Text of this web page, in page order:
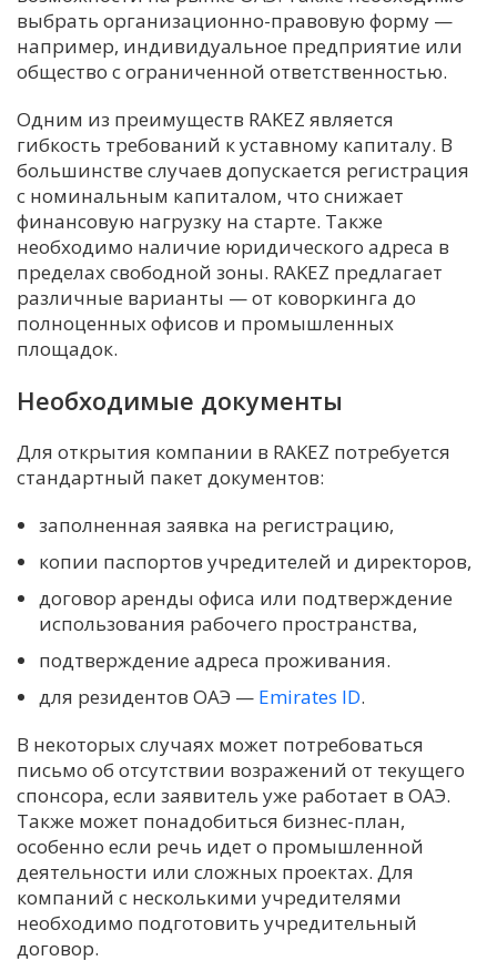
выбрать организационно-правовую форму —
например, индивидуальное предприятие или
общество с ограниченной ответственностью.
Одним из преимуществ RAKEZ является
гибкость требований к уставному капиталу. В
большинстве случаев допускается регистрация
с номинальным капиталом, что снижает
финансовую нагрузку на старте. Также
необходимо наличие юридического адреса в
пределах свободной зоны. RAKEZ предлагает
различные варианты — от коворкинга до
полноценных офисов и промышленных
площадок.
Необходимые документы
Для открытия компании в RAKEZ потребуется
стандартный пакет документов:
заполненная заявка на регистрацию,
копии паспортов учредителей и директоров,
договор аренды офиса или подтверждение
использования рабочего пространства,
подтверждение адреса проживания.
для резидентов ОАЭ — Emirates ID.
В некоторых случаях может потребоваться
письмо об отсутствии возражений от текущего
спонсора, если заявитель уже работает в ОАЭ.
Также может понадобиться бизнес-план,
особенно если речь идет о промышленной
деятельности или сложных проектах. Для
компаний с несколькими учредителями
необходимо подготовить учредительный
договор.